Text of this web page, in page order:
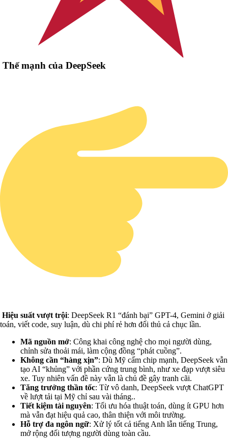
Thế mạnh của DeepSeek
Hiệu suất vượt trội: DeepSeek R1 “đánh bại” GPT-4, Gemini ở giải
toán, viết code, suy luận, dù chi phí rẻ hơn đối thủ cả chục lần.
Mã nguồn mở: Công khai công nghệ cho mọi người dùng,
chỉnh sửa thoải mái, làm cộng đồng “phát cuồng”.
Không cần “hàng xịn”: Dù Mỹ cấm chip mạnh, DeepSeek vẫn
tạo AI “khủng” với phần cứng trung bình, như xe đạp vượt siêu
xe. Tuy nhiên vấn đề này vẫn là chủ đề gây tranh cãi.
Tăng trưởng thần tốc: Từ vô danh, DeepSeek vượt ChatGPT
về lượt tải tại Mỹ chỉ sau vài tháng..
Tiết kiệm tài nguyên: Tối ưu hóa thuật toán, dùng ít GPU hơn
mà vẫn đạt hiệu quả cao, thân thiện với môi trường.
Hỗ trợ đa ngôn ngữ: Xử lý tốt cả tiếng Anh lẫn tiếng Trung,
mở rộng đối tượng người dùng toàn cầu.